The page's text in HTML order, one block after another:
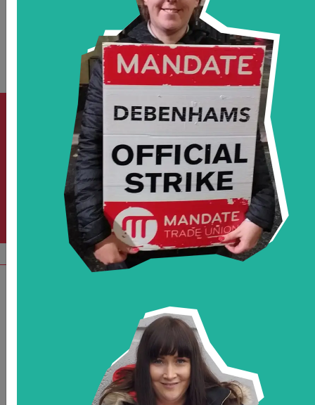
Tirivanhu Marimo
ZIBAWU - ZIMBABWE
TRABAJADORAS
UNI AMÉRICAS